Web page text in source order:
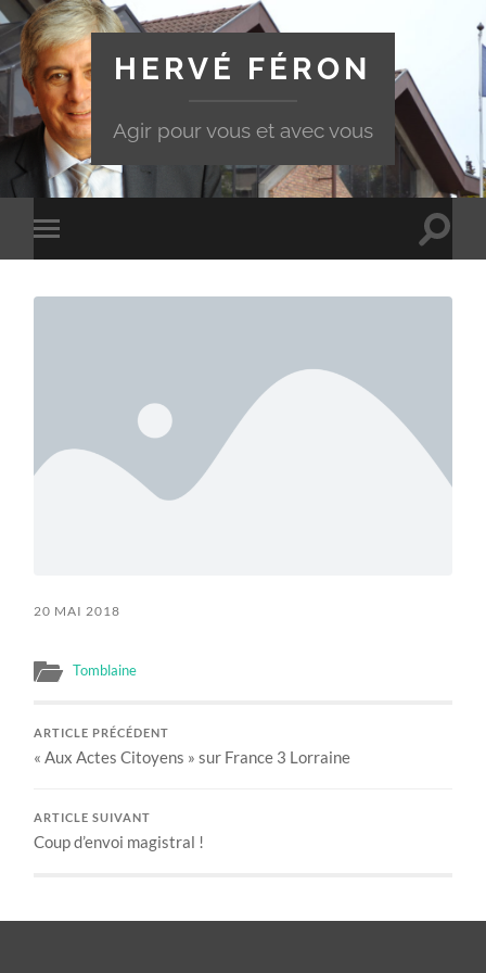
HERVÉ FÉRON
Agir pour vous et avec vous
Toggle
mobile
Toggle
20 MAI 2018
Tomblaine
ARTICLE PRÉCÉDENT
« Aux Actes Citoyens » sur France 3 Lorraine
ARTICLE SUIVANT
Coup d’envoi magistral !